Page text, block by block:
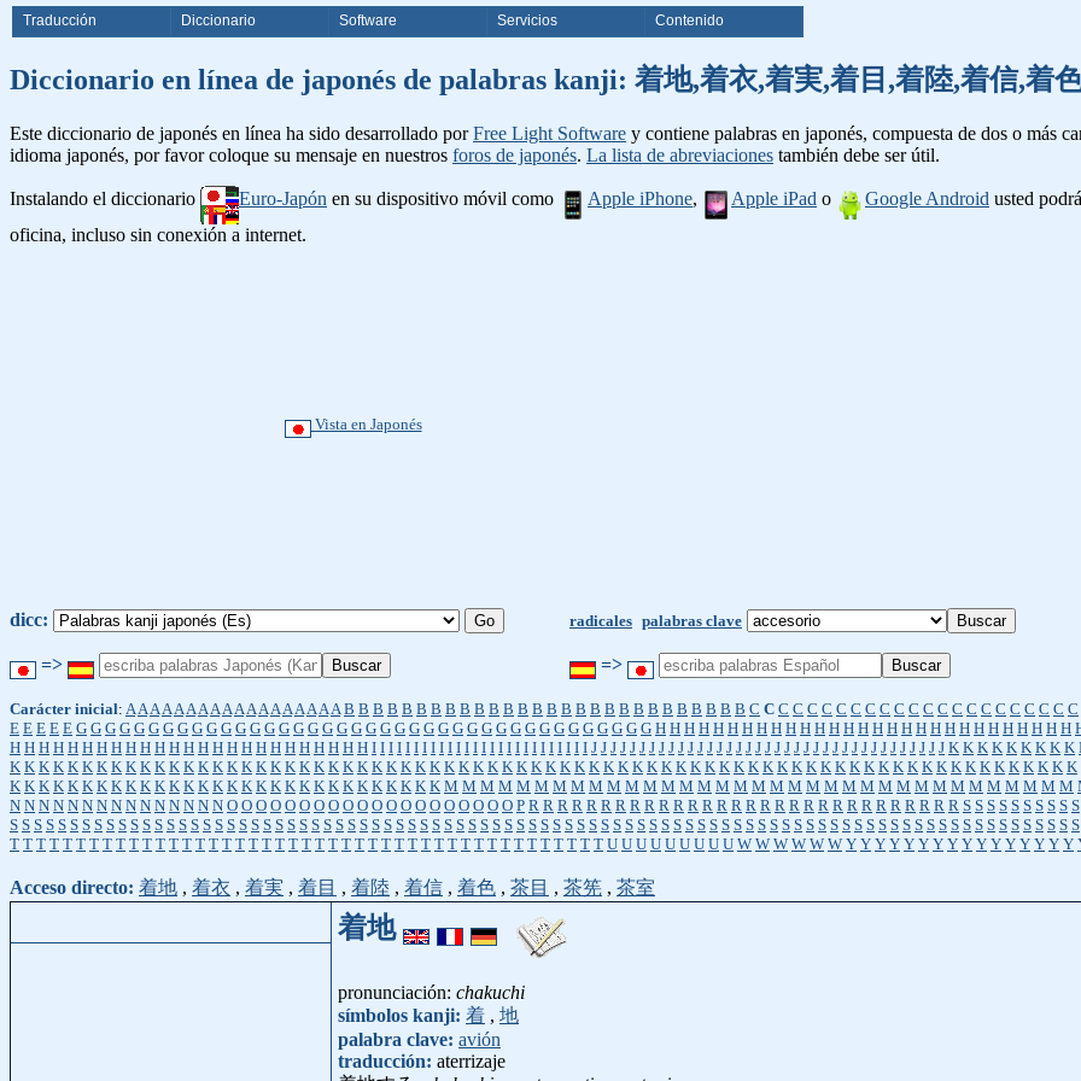
Traducción Diccionario Software Servicios Contenido
Diccionario en línea de japonés de palabras kanji: 着地,着衣,着実,着目,着陸,着信,着
Este diccionario de japonés en línea ha sido desarrollado porFree Light Software y contiene palabras en japonés, compuesta de dos o más
idioma japonés, por favor coloque su mensaje en nuestros foros de japonés. La lista de abreviaciones también debe ser útil.
Instalando el diccionario Euro-Japón en su dispositivo móvil como Apple iPhone, Apple iPad o Google Android usted
oficina, incluso sin conexión a internet.
Vista en Japonés
dicc: radicales palabras clave
=> =>
Carácter inicial: A A A A A A A A A A A A A A A A A A B B B B B B B B B B B B B B B B B B B B B B B B B B B B C C C C C C C C C C C C C C C C C C C C C C C
E E E E E G G G G G G G G G G G G G G G G G G G G G G G G G G G G G G G G G G G G G G G G H H H H H H H H H H H H H H H H H H H H H H H H H H H H H
H H H H H H H H H H H H H H H H H H H H H H H H H I I I I I I I I I I I I I I I I I I I I I I I I I I J J J J J J J J J J J J J J J J J J J J J J J J J J J J J J J J J J J J J K K K K K K K K K
K K K K K K K K K K K K K K K K K K K K K K K K K K K K K K K K K K K K K K K K K K K K K K K K K K K K K K K K K K K K K K K K K K K K K K K K K K
K K K K K K K K K K K K K K K K K K K K K K K K K K K K K K M M M M M M M M M M M M M M M M M M M M M M M M M M M M M M M M M M M
N N N N N N N N N N N N N N N O O O O O O O O O O O O O O O O O O O O P R R R R R R R R R R R R R R R R R R R R R R R R R R R R R R S S S S S S S S S S
S S S S S S S S S S S S S S S S S S S S S S S S S S S S S S S S S S S S S S S S S S S S S S S S S S S S S S S S S S S S S S S S S S S S S S S S S S S S S S S S S S S S S S S S S
T T T T T T T T T T T T T T T T T T T T T T T T T T T T T T T T T T T T T T T T T T T T T U U U U U U U U U W W W W W W Y Y Y Y Y Y Y Y Y Y Y Y Y Y Y Y
Acceso directo: 着地 , 着衣 , 着実 , 着目 , 着陸 , 着信 , 着色 , 茶目 , 茶筅 , 茶室
着地
pronunciación: chakuchi
símbolos kanji: 着 , 地
palabra clave: avión
traducción: aterrizaje